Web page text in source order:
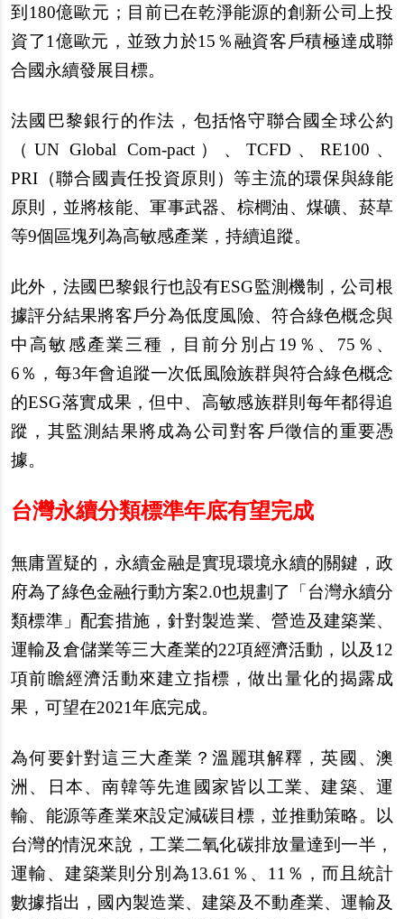
到180億歐元；目前已在乾淨能源的創新公司上投
資了1億歐元，並致力於15％融資客戶積極達成聯
合國永續發展目標。
法國巴黎銀行的作法，包括恪守聯合國全球公約
（UN Global Com-pact）、TCFD、RE100、
PRI（聯合國責任投資原則）等主流的環保與綠能
原則，並將核能、軍事武器、棕櫚油、煤礦、菸草
等9個區塊列為高敏感產業，持續追蹤。
此外，法國巴黎銀行也設有ESG監測機制，公司根
據評分結果將客戶分為低度風險、符合綠色概念與
中高敏感產業三種，目前分別占19％、75％、
6％，每3年會追蹤一次低風險族群與符合綠色概念
的ESG落實成果，但中、高敏感族群則每年都得追
蹤，其監測結果將成為公司對客戶徵信的重要憑
據。
台灣永續分類標準年底有望完成
無庸置疑的，永續金融是實現環境永續的關鍵，政
府為了綠色金融行動方案2.0也規劃了「台灣永續分
類標準」配套措施，針對製造業、營造及建築業、
運輸及倉儲業等三大產業的22項經濟活動，以及12
項前瞻經濟活動來建立指標，做出量化的揭露成
果，可望在2021年底完成。
為何要針對這三大產業？溫麗琪解釋，英國、澳
洲、日本、南韓等先進國家皆以工業、建築、運
輸、能源等產業來設定減碳目標，並推動策略。以
台灣的情況來說，工業二氧化碳排放量達到一半，
運輸、建築業則分別為13.61％、11％，而且統計
數據指出，國內製造業、建築及不動產業、運輸及